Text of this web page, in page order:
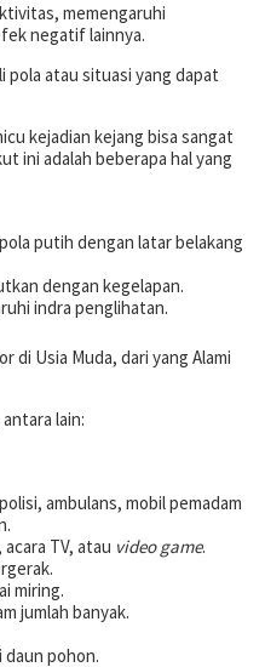
memengaruhi
negatif lainnya.
pola atau situasi yang dapat
kejadian kejang bisa sangat
ini adalah beberapa hal yang
putih dengan latar belakang
dengan kegelapan.
indra penglihatan.
di Usia Muda, dari yang Alami
lain:
ambulans, mobil pemadam
TV, atau video game.
miring.
jumlah banyak.
daun pohon.